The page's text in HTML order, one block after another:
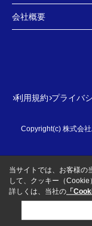
会社概要
利用規約 プライバ
Copyright(c) 株式会
当サイトでは、お客様の
して、クッキー（Cookie
詳しくは、当社の 「